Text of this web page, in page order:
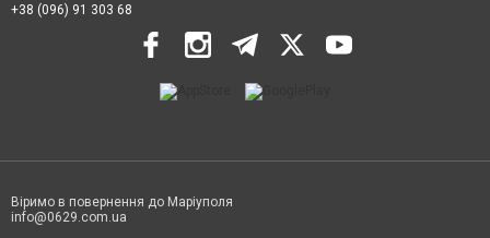
+38 (096) 91 303 68
Віримо в повернення до Маріуполя
info@0629.com.ua